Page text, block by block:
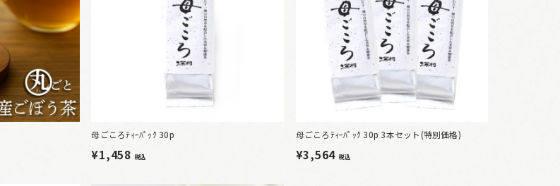
母ごころﾃｨｰﾊﾟｯｸ 30p
¥1,458 税込
母ごころﾃｨｰﾊﾟｯｸ 30p 3本セット(特別価格)
¥3,564 税込